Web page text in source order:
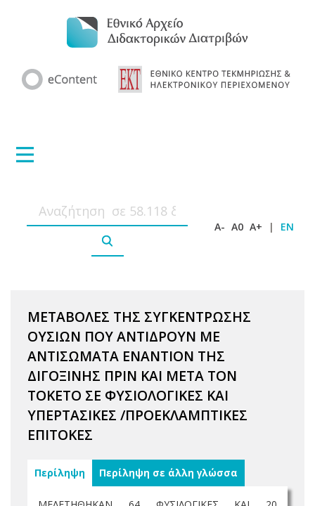
A- A0 A+ | EN
ΜΕΤΑΒΟΛΕΣ ΤΗΣ ΣΥΓΚΕΝΤΡΩΣΗΣ
ΟΥΣΙΩΝ ΠΟΥ ΑΝΤΙΔΡΟΥΝ ΜΕ
ΑΝΤΙΣΩΜΑΤΑ ΕΝΑΝΤΙΟΝ ΤΗΣ
ΔΙΓΟΞΙΝΗΣ ΠΡΙΝ ΚΑΙ ΜΕΤΑ ΤΟΝ
ΤΟΚΕΤΟ ΣΕ ΦΥΣΙΟΛΟΓΙΚΕΣ ΚΑΙ
ΥΠΕΡΤΑΣΙΚΕΣ /ΠΡΟΕΚΛΑΜΠΤΙΚΕΣ
ΕΠΙΤΟΚΕΣ
Περίληψη Περίληψη σε άλλη γλώσσα